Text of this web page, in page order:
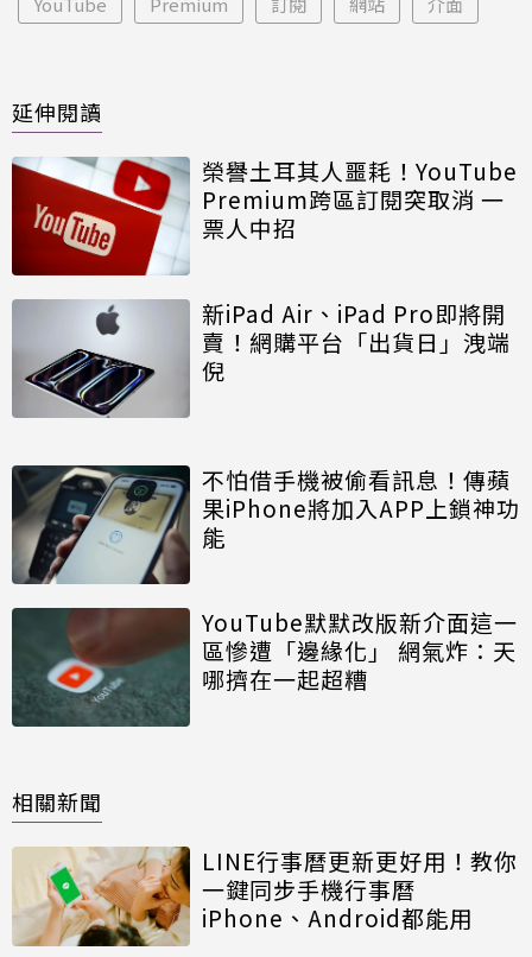
延伸閱讀
榮譽土耳其人噩耗！YouTube
Premium跨區訂閱突取消 一
票人中招
新iPad Air、iPad Pro即將開
賣！網購平台「出貨日」洩端
倪
不怕借手機被偷看訊息！傳蘋
果iPhone將加入APP上鎖神功
能
YouTube默默改版新介面這一
區慘遭「邊緣化」 網氣炸：天
哪擠在一起超糟
相關新聞
LINE行事曆更新更好用！教你
一鍵同步手機行事曆
iPhone、Android都能用